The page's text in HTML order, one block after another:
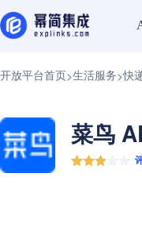
开放平台首页>生活服务>快
菜鸟